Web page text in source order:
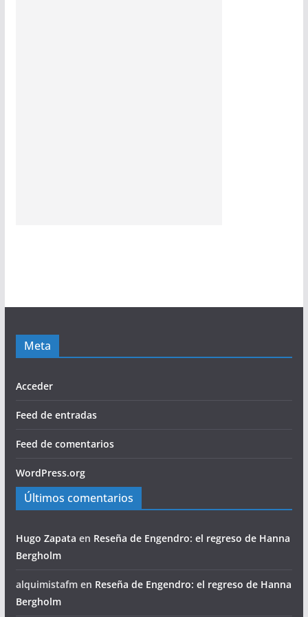
Meta
Acceder
Feed de entradas
Feed de comentarios
WordPress.org
Últimos comentarios
Hugo Zapata en Reseña de Engendro: el regreso de Hanna
Bergholm
alquimistafmen Reseña de Engendro: el regreso de Hanna
Bergholm